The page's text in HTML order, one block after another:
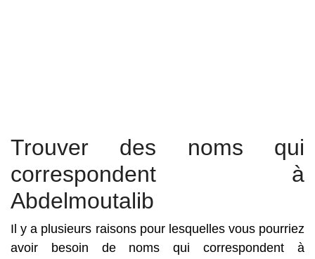
Trouver des noms qui
correspondent à
Abdelmoutalib
Il y a plusieurs raisons pour lesquelles vous pourriez
avoir besoin de noms qui correspondent à